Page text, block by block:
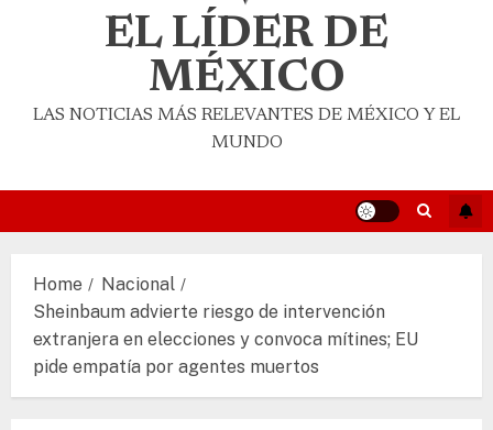
EL LÍDER DE
MÉXICO
LAS NOTICIAS MÁS RELEVANTES DE MÉXICO Y EL
MUNDO
Home
Nacional
Sheinbaum advierte riesgo de intervención
extranjera en elecciones y convoca mítines; EU
pide empatía por agentes muertos